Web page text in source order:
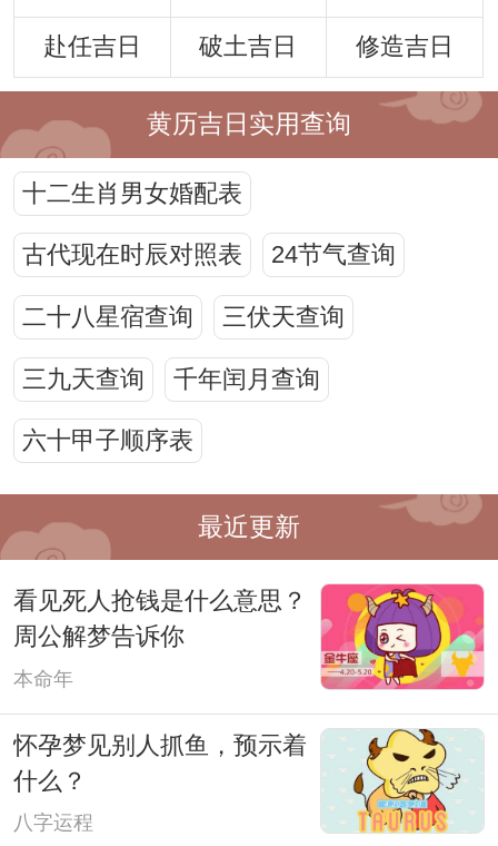
赴任吉日 破土吉日 修造吉日
黄历吉日实用查询
十二生肖男女婚配表
古代现在时辰对照表 24节气查询
二十八星宿查询 三伏天查询
三九天查询 千年闰月查询
六十甲子顺序表
最近更新
看见死人抢钱是什么意思？
周公解梦告诉你
本命年
怀孕梦见别人抓鱼，预示着
什么？
八字运程